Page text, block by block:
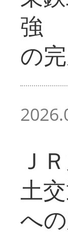
強
の
Ｊ
土
へ